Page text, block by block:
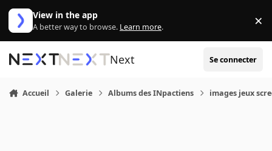
Aller au contenu
View in the app
A better way to browse. Learn more. ×
Next Se connecter
Accueil Galerie Albums des INpactiens images jeux